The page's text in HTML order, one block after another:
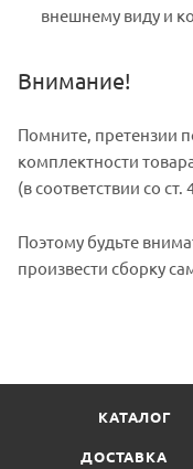
внешнему виду и
Внимание!
Помните, претензии
комплектности
(в соответствии со
Поэтому будьте
произвести сборку
КАТАЛОГ
ДОСТАВКА